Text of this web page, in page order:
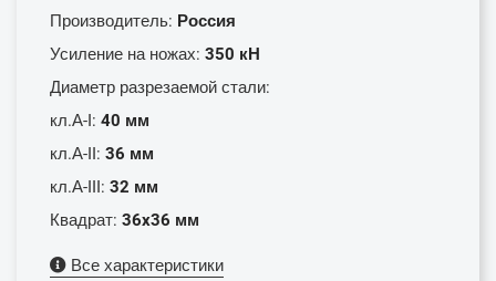
Производитель: Россия
Усиление на ножах: 350 кН
Диаметр разрезаемой стали:
кл.А-I: 40 мм
кл.А-II: 36 мм
кл.А-III: 32 мм
Квадрат: 36x36 мм
Все характеристики